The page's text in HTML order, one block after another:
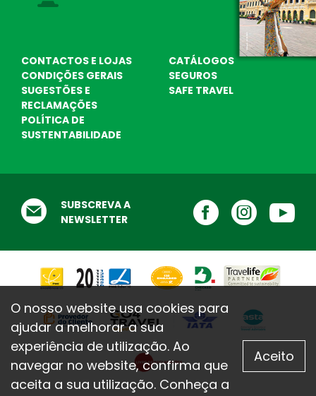
Testemunhos
O que dizem de nós
CONTACTOS E LOJAS
CATÁLOGOS
CONDIÇÕES GERAIS
SEGUROS
SUGESTÕES E
RECLAMAÇÕES
SAFE TRAVEL
POLÍTICA DE
SUSTENTABILIDADE
SUBSCREVA A
NEWSLETTER
O nosso website usa cookies para
ajudar a melhorar a sua
experiência de utilização. Ao
navegar no website, confirma que
aceita a sua utilização. Conheça a
Aceito